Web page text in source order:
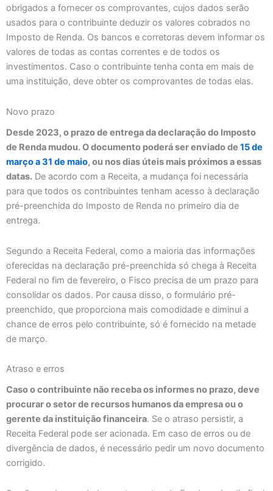
obrigados a fornecer os comprovantes, cujos dados serão
usados para o contribuinte deduzir os valores cobrados no
Imposto de Renda. Os bancos e corretoras devem informar os
valores de todas as contas correntes e de todos os
investimentos. Caso o contribuinte tenha conta em mais de
uma instituição, deve obter os comprovantes de todas elas.
Novo prazo
Desde 2023, o prazo de entrega da declaração do Imposto
de Renda mudou. O documento poderá ser enviado de 15 de
março a 31 de maio, ou nos dias úteis mais próximos a essas
datas. De acordo com a Receita, a mudança foi necessária
para que todos os contribuintes tenham acesso à declaração
pré-preenchida do Imposto de Renda no primeiro dia de
entrega.
Segundo a Receita Federal, como a maioria das informações
oferecidas na declaração pré-preenchida só chega à Receita
Federal no fim de fevereiro, o Fisco precisa de um prazo para
consolidar os dados. Por causa disso, o formulário pré-
preenchido, que proporciona mais comodidade e diminui a
chance de erros pelo contribuinte, só é fornecido na metade
de março.
Atraso e erros
Caso o contribuinte não receba os informes no prazo, deve
procurar o setor de recursos humanos da empresa ou o
gerente da instituição financeira. Se o atraso persistir, a
Receita Federal pode ser acionada. Em caso de erros ou de
divergência de dados, é necessário pedir um novo documento
corrigido.